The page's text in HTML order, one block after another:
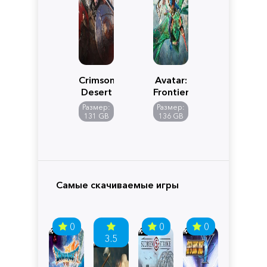
Crimson
Desert
Размер:
131 GB
Avatar:
Frontiers
of
Pandora
Размер:
136 GB
Самые скачиваемые игры
0
3.5
0 0